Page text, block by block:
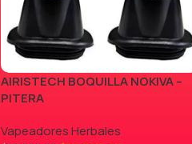
AIRISTECH BOQUILLA NOKIVA –
PITERA
Vapeadores Herbales